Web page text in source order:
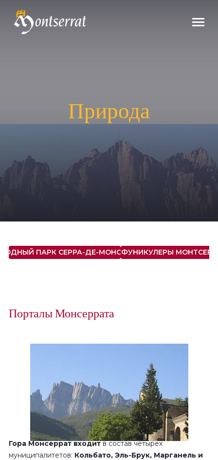
Природа
ПАРК СЕРРА-ДЕ-МОНСЕРРАТФУНИКУЛЕРЫ
Порталы Монсеррата
Гора Монсеррат входитв состав четырех
муниципалитетов: Кольбато, Эль-Брук, Марганель и